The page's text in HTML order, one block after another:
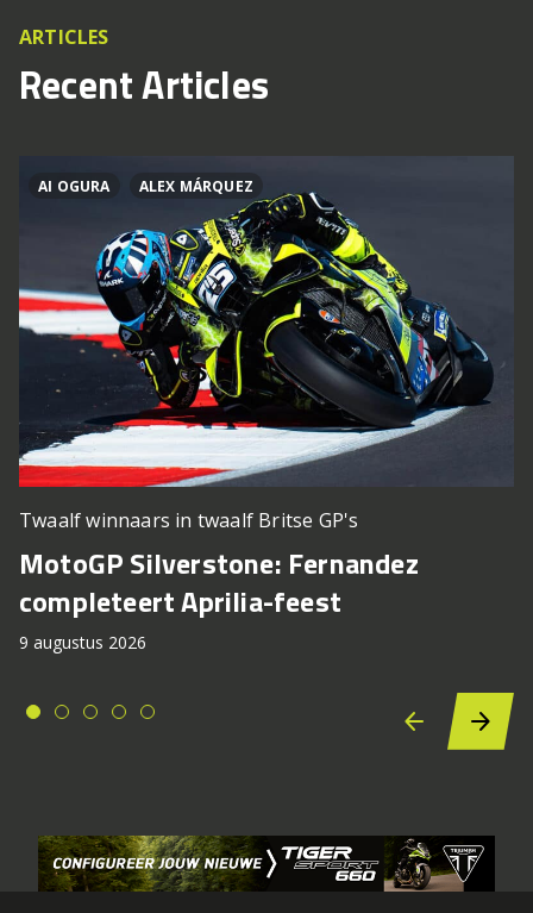
ARTICLES
Recent Articles
AI OGURA ALEX MÁRQUEZ
Twaalf winnaars in twaalf Britse GP's
MotoGP Silverstone: Fernandez
completeert Aprilia-feest
9 augustus 2026